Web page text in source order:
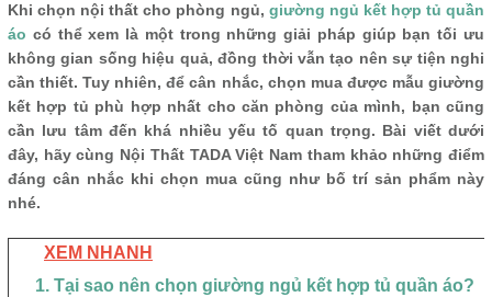
Khi chọn nội thất cho phòng ngủ, giường ngủ kết hợp tủ quần
áo có thể xem là một trong những giải pháp giúp bạn tối ưu
không gian sống hiệu quả, đồng thời vẫn tạo nên sự tiện nghi
cần thiết. Tuy nhiên, để cân nhắc, chọn mua được mẫu giường
kết hợp tủ phù hợp nhất cho căn phòng của mình, bạn cũng
cần lưu tâm đến khá nhiều yếu tố quan trọng. Bài viết dưới
đây, hãy cùng Nội Thất TADA Việt Nam tham khảo những điểm
đáng cân nhắc khi chọn mua cũng như bố trí sản phẩm này
nhé.
XEM NHANH
1. Tại sao nên chọn giường ngủ kết hợp tủ quần áo?